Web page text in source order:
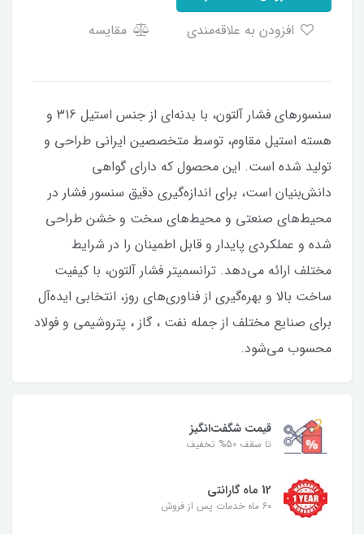
مقایسه
سنسورهای فشار آلتون، با بدنه‌ای از جنس استیل 316 و
هسته استیل مقاوم، توسط متخصصین ایرانی طراحی و
تولید شده است. این محصول که دارای گواهی
دانش‌بنیان است، برای اندازه‌گیری دقیق سنسور فشار در
محیط‌های صنعتی و محیط‌های سخت و خشن طراحی
شده و عملکردی پایدار و قابل اطمینان را در شرایط
مختلف ارائه می‌دهد. ترانسمیتر فشار آلتون، با کیفیت
ساخت بالا و بهره‌گیری از فناوری‌های روز، انتخابی ایده‌آل
برای صنایع مختلف از جمله نفت ، گاز ، پتروشیمی و فولاد
محسوب می‌شود.
قیمت شگفت‌انگیز
تا سقف 50% تخفیف
12 ماه گارانتی
۶۰ ماه خدمات پس از فروش